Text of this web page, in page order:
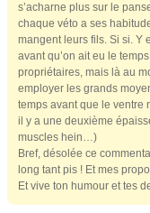
s’acharne plus sur le
chaque véto a ses
mangent leurs fils. Si si. Y
avant qu’on ait eu le
propriétaires, mais là au
employer les grands
temps avant que le ventre
il y a une deuxième
muscles hein…)
Bref, désolée ce
long tant pis ! Et mes
Et vive ton humour et tes